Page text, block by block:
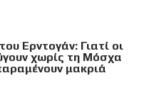
Ερντογάν: Γιατί οι
χωρίς τη Μόσχα
μακριά